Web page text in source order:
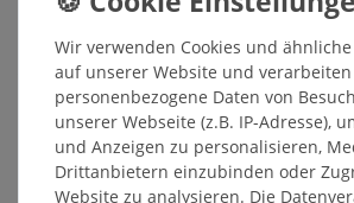
Inhalt300Milliliter
Grundpreis
8,50 € / Liter
Sofort versandfertig, Lieferzeit 48h
In den
Wir verwenden Cookies und
auf unserer Website und verarbeiten
personenbezogene Daten von
unserer Webseite (z.B. IP-Adresse),
und Anzeigen zu personalisieren,
Drittanbietern einzubinden oder
Website zu analysieren. Die